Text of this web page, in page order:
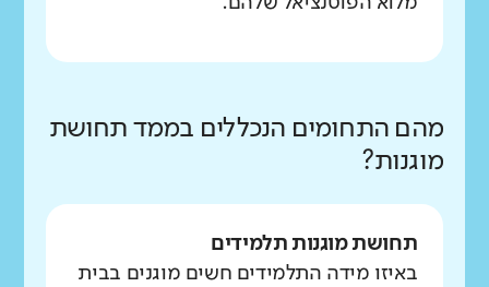
מהם התחומים הנכללים בממד תחושת
מוגנות?
תחושת מוגנות תלמידים
באיזו מידה התלמידים חשים מוגנים בבית